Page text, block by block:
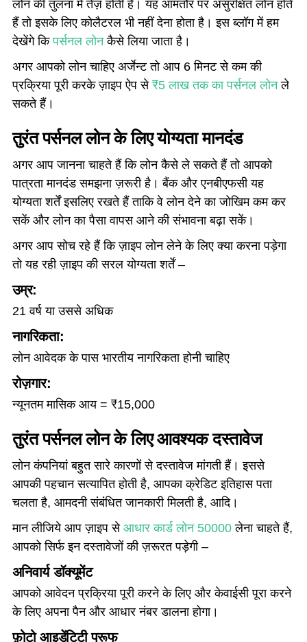
लोन की तुलना में तेज़ होती है। यह आमतौर पर असुरक्षित लोन होते
हैं तो इसके लिए कोलैटरल भी नहीं देना होता है। इस ब्लॉग में हम
देखेंगे किपर्सनल लोनकैसे लिया जाता है।
अगर आपको लोन चाहिए अर्जेन्ट तो आप 6 मिनट से कम की
प्रक्रिया पूरी करके ज़ाइप ऐप से ₹5 लाख तक का पर्सनल लोनले
सकते हैं।
तुरंत पर्सनल लोन के लिए योग्यता मानदंड
अगर आप जानना चाहते हैं कि लोन कैसे ले सकते हैं तो आपको
पात्रता मानदंड समझना ज़रूरी है। बैंक और एनबीएफसी यह
योग्यता शर्तें इसलिए रखते हैं ताकि वे लोन देने का जोखिम कम कर
सकें और लोन का पैसा वापस आने की संभावना बढ़ा सकें।
अगर आप सोच रहे हैं कि ज़ाइप लोन लेने के लिए क्या करना पड़ेगा
तो यह रही ज़ाइप की सरल योग्यता शर्तें –
उम्र:
21 वर्ष या उससे अधिक
नागरिकता:
लोन आवेदक के पास भारतीय नागरिकता होनी चाहिए
रोज़गार:
न्यूनतम मासिक आय = ₹15,000
तुरंत पर्सनल लोन के लिए आवश्यक दस्तावेज
लोन कंपनियां बहुत सारे कारणों से दस्तावेज मांगती हैं। इससे
आपकी पहचान सत्यापित होती है, आपका क्रेडिट इतिहास पता
चलता है, आमदनी संबंधित जानकारी मिलती है, आदि।
मान लीजिये आप ज़ाइप से आधार कार्ड लोन 50000लेना चाहते हैं,
आपको सिर्फ इन दस्तावेजों की ज़रूरत पड़ेगी –
अनिवार्य डॉक्यूमेंट
आपको आवेदन प्रक्रिया पूरी करने के लिए और केवाईसी पूरा करने
के लिए अपना पैन और आधार नंबर डालना होगा।
फ़ोटो आइडेंटिटी प्रूफ